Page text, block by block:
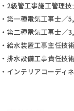
・2級管工事施工管理
・第一種電気工事士／
・第二種電気工事士／
・給水装置工事主任技
・排水設備工事責任技
・インテリアコーディ